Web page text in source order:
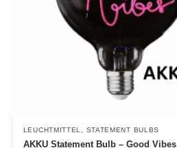
LEUCHTMITTEL STATEMENT BULBS
AKKU Statement Bulb – Good Vibes